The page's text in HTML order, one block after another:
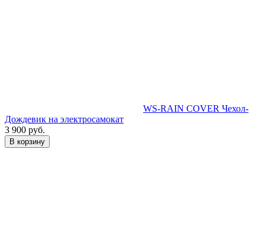
WS-RAIN COVER Чехол-
Дождевик на электросамокат
3 900 руб.
В корзину